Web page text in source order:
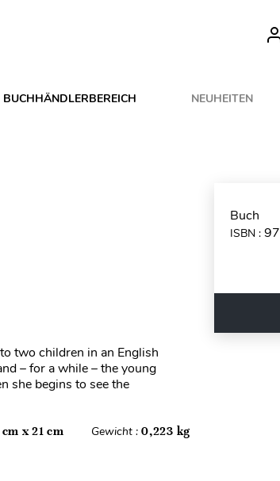
BUCHHÄNDLERBEREICH NEUHEITEN
two children in an English
– for a while – the young
she begins to see the
x 21 cm Gewicht :0,223 kg
Buch
ISBN :